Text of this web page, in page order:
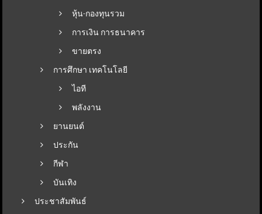
หุ้น-กองทุนรวม
การเงิน การธนาคาร
ขายตรง
การศึกษา เทคโนโลยี
ไอที
พลังงาน
ยานยนต์
ประกัน
กีฬา
บันเทิง
ประชาสัมพันธ์